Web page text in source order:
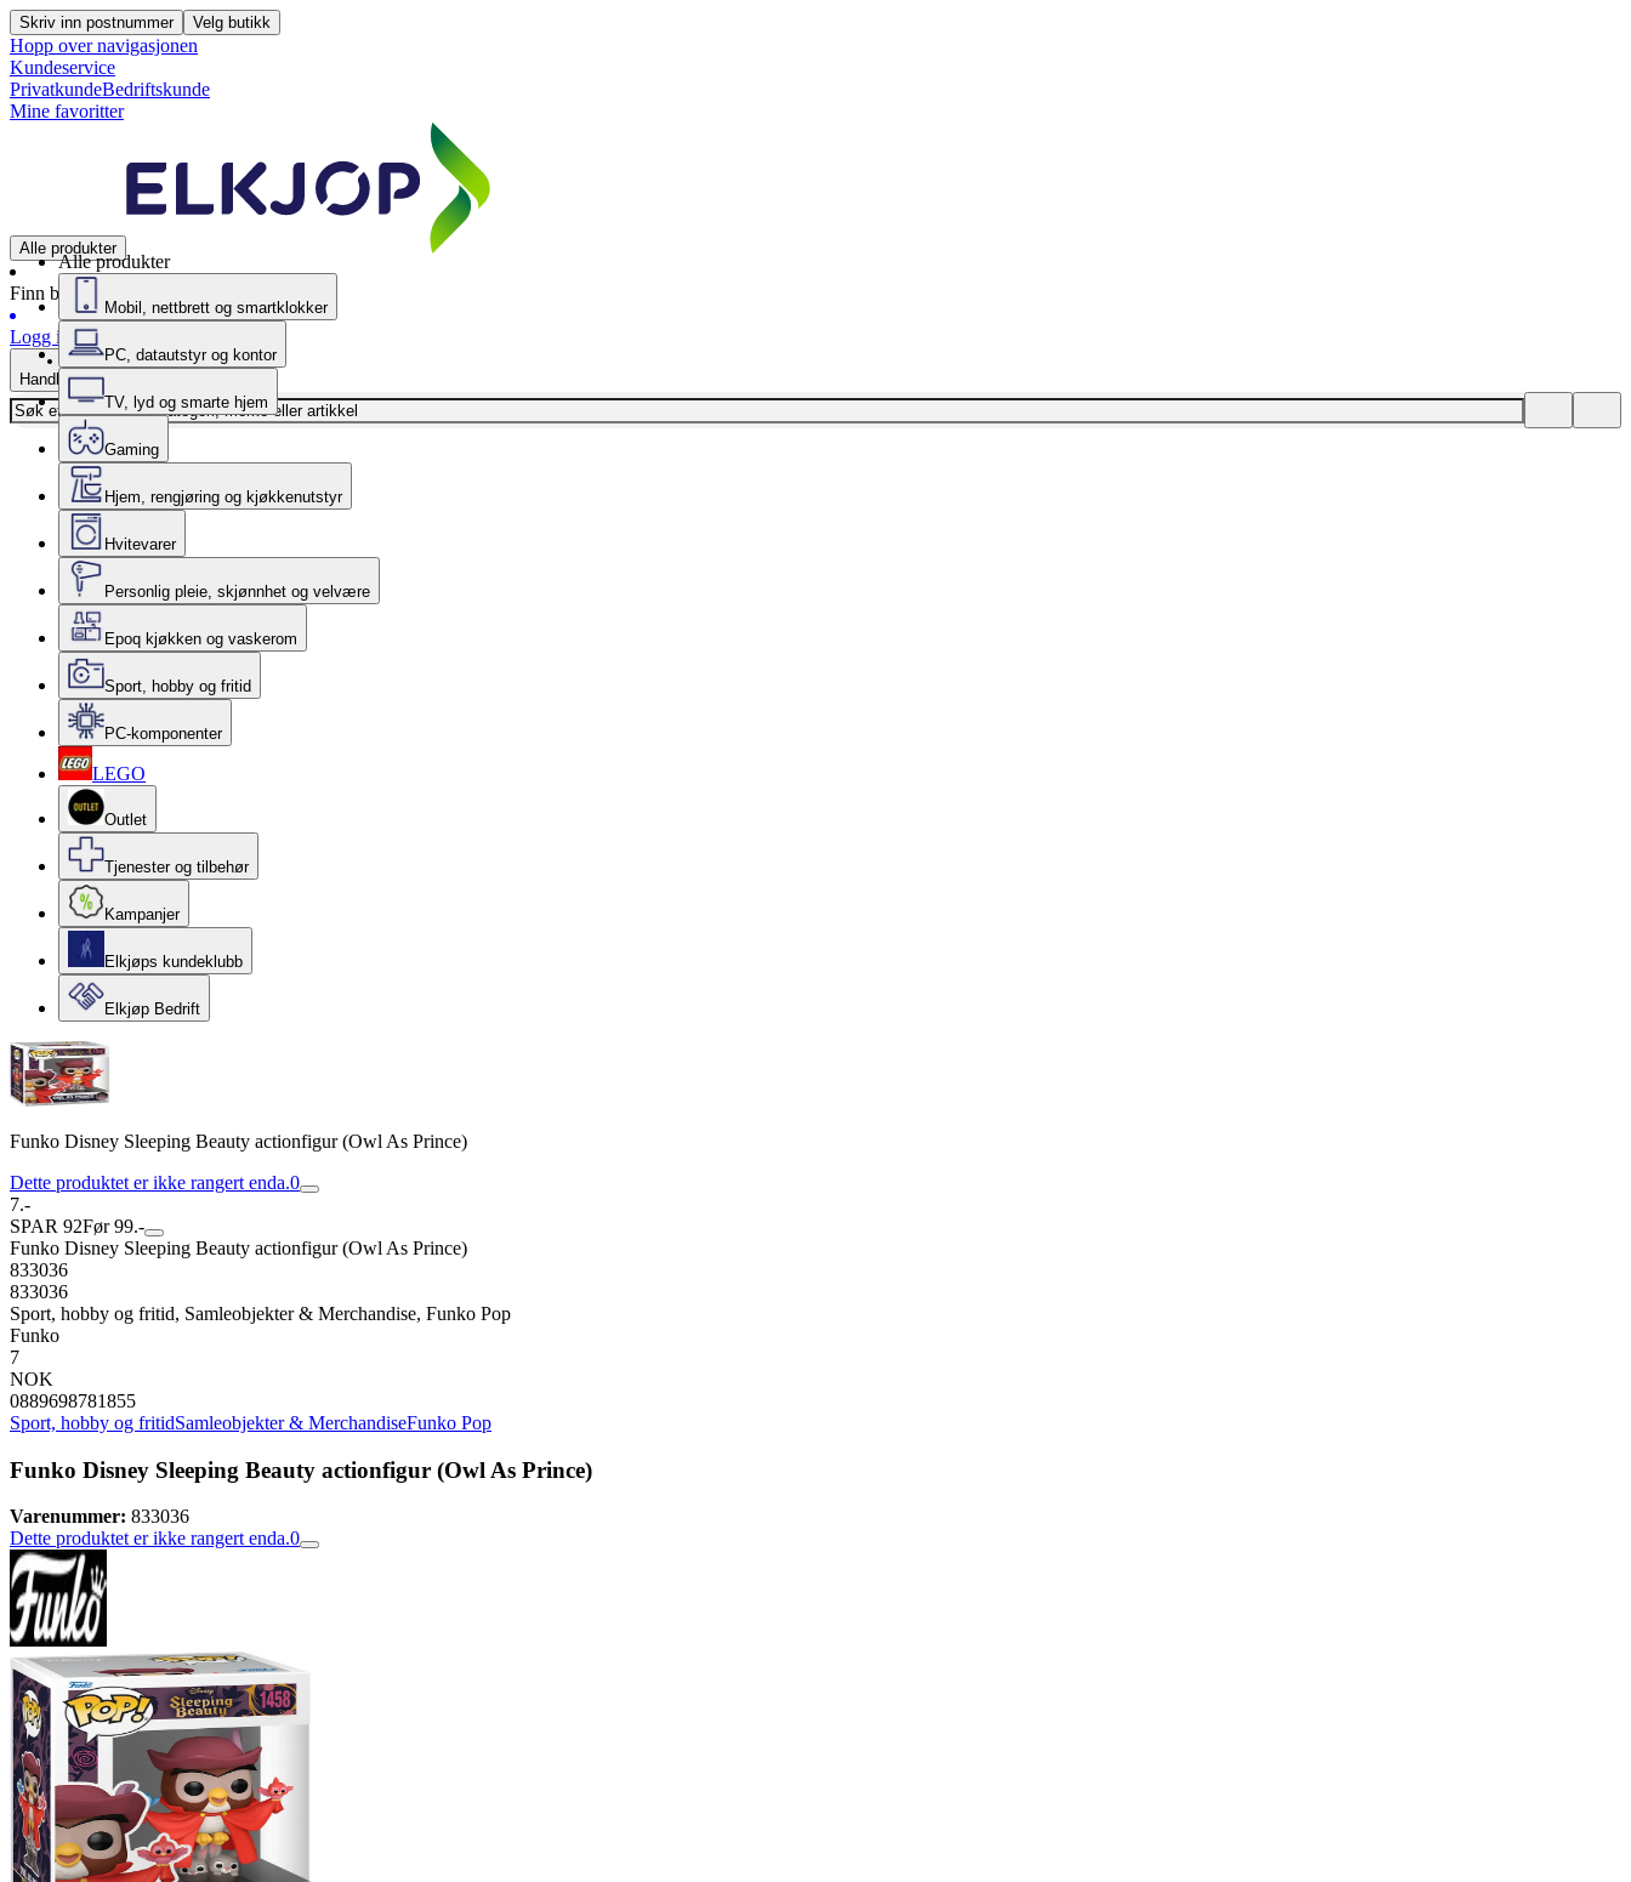
Skriv inn postnummer Velg butikk
Hopp over navigasjonen
Kundeservice
PrivatkundeBedriftskunde
Mine favoritter
Alle produkter
Finn butikk
Logg inn
Handlekurv
Alle produkter
Mobil, nettbrett og smartklokker
PC, datautstyr og kontor
TV, lyd og smarte hjem
Gaming
Hjem, rengjøring og kjøkkenutstyr
Hvitevarer
Personlig pleie, skjønnhet og velvære
Epoq kjøkken og vaskerom
Sport, hobby og fritid
PC-komponenter
LEGO
Outlet
Tjenester og tilbehør
Kampanjer
Elkjøps kundeklubb
Elkjøp Bedrift
Funko Disney Sleeping Beauty actionfigur (Owl As Prince)
Dette produktet er ikke rangert enda.0
7.-
SPAR 92Før 99.-
Funko Disney Sleeping Beauty actionfigur (Owl As Prince)
833036
833036
Sport, hobby og fritid, Samleobjekter & Merchandise, Funko Pop
Funko
7
NOK
0889698781855
Sport, hobby og fritidSamleobjekter & MerchandiseFunko Pop
Funko Disney Sleeping Beauty actionfigur (Owl As Prince)
Varenummer: 833036
Dette produktet er ikke rangert enda.0